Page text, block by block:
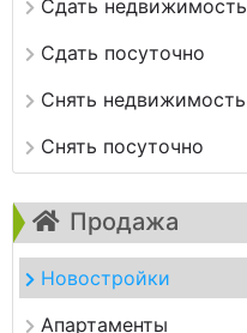
Сдать недвижимость
Сдать посуточно
Снять недвижимость
Снять посуточно
Продажа
Новостройки
Апартаменты